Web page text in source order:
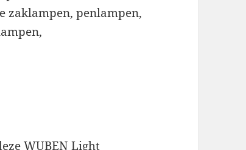
zaklampen, penlampen,
WUBEN Light